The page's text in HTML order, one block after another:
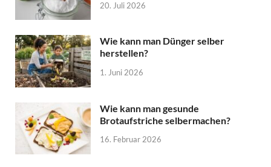
20. Juli 2026
Wie kann man Dünger selber
herstellen?
1. Juni 2026
Wie kann man gesunde
Brotaufstriche selbermachen?
16. Februar 2026